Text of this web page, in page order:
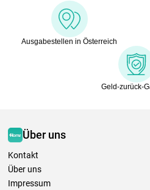
Ausgabestellen in Österreich
Geld-zurück-
Über uns
Kontakt
Über uns
Impressum